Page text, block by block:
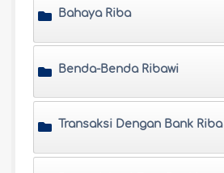
Bahaya Riba
Benda-Benda Ribawi
Transaksi Dengan Bank Riba